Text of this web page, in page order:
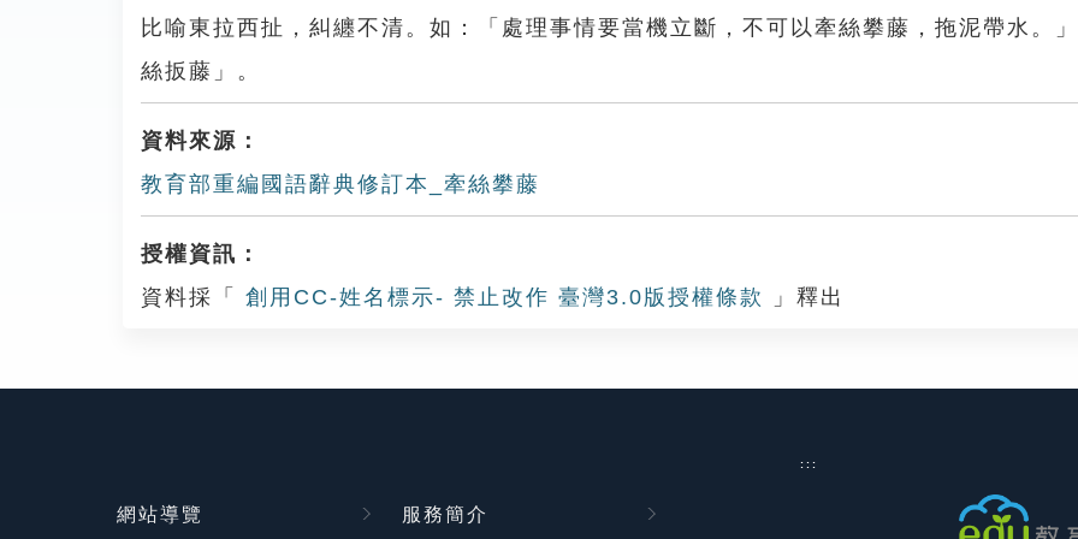
比喻東拉西扯，糾纏不清。如：「處理事情要當機立斷，不可以牽絲攀藤，拖泥帶水。
絲扳藤」。
資料來源：
教育部重編國語辭典修訂本_牽絲攀藤
授權資訊：
資料採「
創用CC-姓名標示- 禁止改作 臺灣3.0版授權條款 」釋出
:::
網站導覽 服務簡介